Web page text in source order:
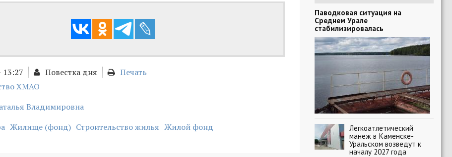
13:27 Повестка дня
Печать
ХМАО
Владимировна
Жилище (фонд) Строительство жилья Жилой фонд
Паводковая ситуация на
Среднем Урале
стабилизировалась
Легкоатлетический
манеж в Каменске-
Уральском возведут к
началу 2027 года